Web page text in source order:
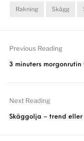
Rakning Skägg
Previous Reading
3 minuters
Next Reading
Skäggolja – trend